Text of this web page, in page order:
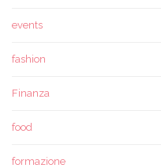
events
fashion
Finanza
food
formazione